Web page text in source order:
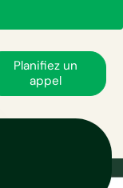
Planifiez un
appel